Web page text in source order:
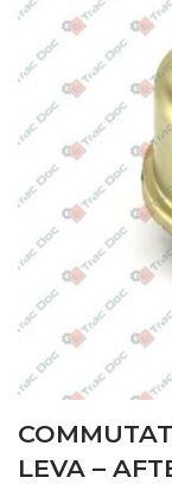
LEVA –